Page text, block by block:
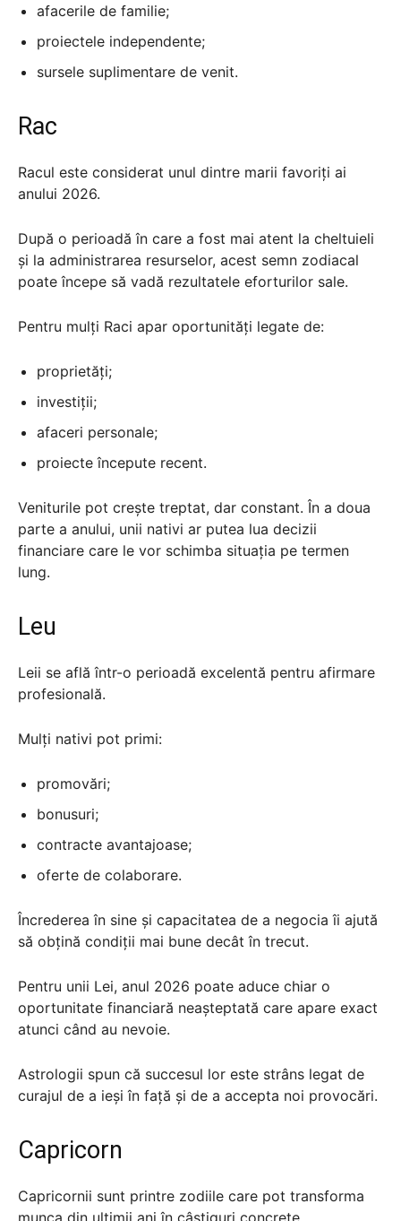
afacerile de familie;
proiectele independente;
sursele suplimentare de venit.
Rac
Racul este considerat unul dintre marii favoriți ai
anului 2026.
După o perioadă în care a fost mai atent la cheltuieli
și la administrarea resurselor, acest semn zodiacal
poate începe să vadă rezultatele eforturilor sale.
Pentru mulți Raci apar oportunități legate de:
proprietăți;
investiții;
afaceri personale;
proiecte începute recent.
Veniturile pot crește treptat, dar constant. În a doua
parte a anului, unii nativi ar putea lua decizii
financiare care le vor schimba situația pe termen
lung.
Leu
Leii se află într-o perioadă excelentă pentru afirmare
profesională.
Mulți nativi pot primi:
promovări;
bonusuri;
contracte avantajoase;
oferte de colaborare.
Încrederea în sine și capacitatea de a negocia îi ajută
să obțină condiții mai bune decât în trecut.
Pentru unii Lei, anul 2026 poate aduce chiar o
oportunitate financiară neașteptată care apare exact
atunci când au nevoie.
Astrologii spun că succesul lor este strâns legat de
curajul de a ieși în față și de a accepta noi provocări.
Capricorn
Capricornii sunt printre zodiile care pot transforma
munca din ultimii ani în câștiguri concrete.